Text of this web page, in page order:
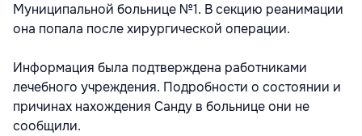
Муниципальной больнице №1. В секцию реанимации
она попала после хирургической операции.
Информация была подтверждена работниками
лечебного учреждения. Подробности о состоянии и
причинах нахождения Санду в больнице они не
сообщили.